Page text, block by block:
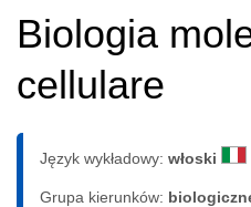
Biologia
cellulare
Język wykładowy: włoski
Grupa kierunków: